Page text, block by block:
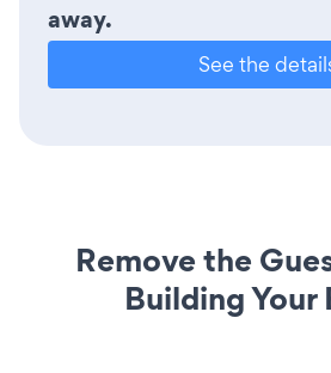
away.
See the
Remove the
Building Your